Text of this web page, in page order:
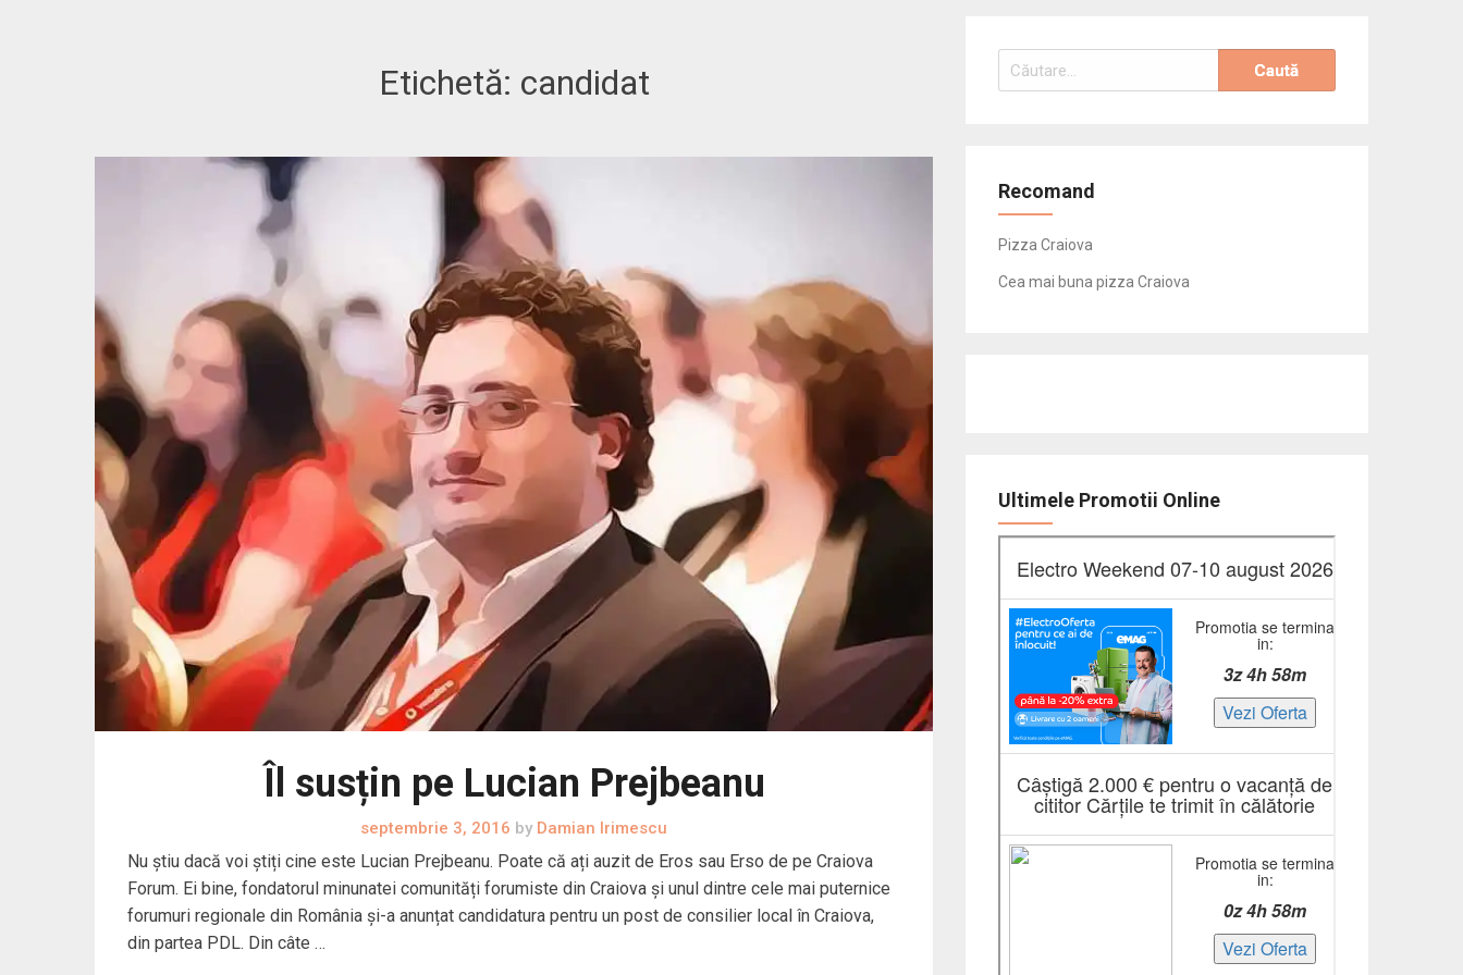
Etichetă: candidat
Îl susțin pe Lucian Prejbeanu
septembrie 3, 2016 by Damian Irimescu
Nu știu dacă voi știți cine este Lucian Prejbeanu. Poate că ați auzit de Eros sau Erso de pe Craiova
Forum. Ei bine, fondatorul minunatei comunități forumiste din Craiova și unul dintre cele mai puternice
forumuri regionale din România și-a anunțat candidatura pentru un post de consilier local în Craiova,
din partea PDL. Din câte …
Caută
după:
Recomand
Pizza Craiova
Cea mai buna pizza Craiova
Ultimele Promotii Online